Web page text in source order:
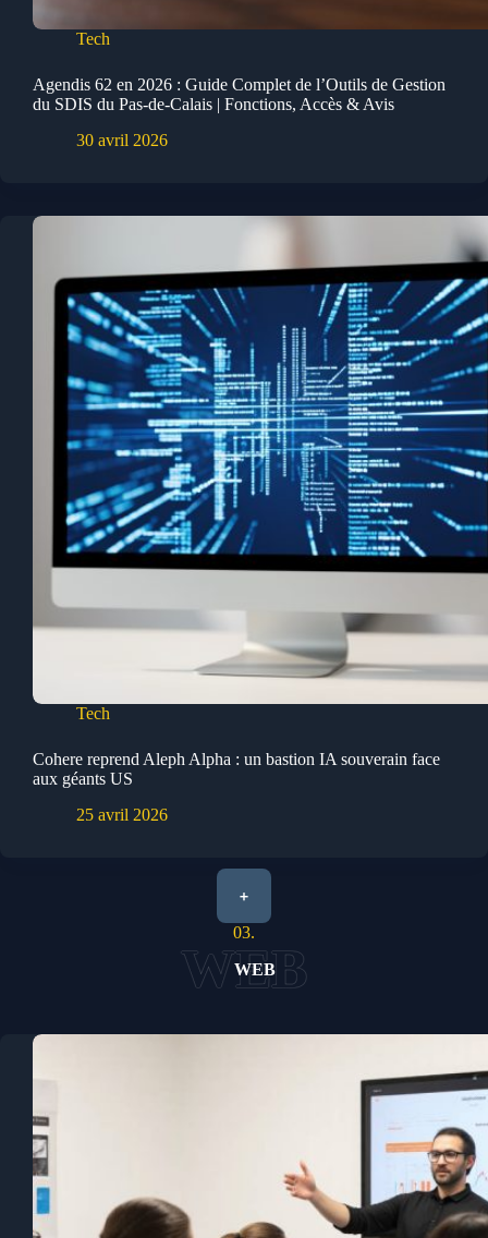
Tech
Agendis 62 en 2026 : Guide Complet de l’Outils de Gestion
du SDIS du Pas-de-Calais | Fonctions, Accès & Avis
30 avril 2026
Tech
Cohere reprend Aleph Alpha : un bastion IA souverain face
aux géants US
25 avril 2026
+
03.
WEB